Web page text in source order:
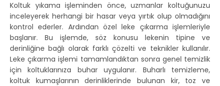
Koltuk yıkama işleminden önce, uzmanlar koltuğunuzu
inceleyerek herhangi bir hasar veya yırtık olup olmadığını
kontrol ederler. Ardından özel leke çıkarma işlemleriyle
başlanır. Bu işlemde, söz konusu lekenin tipine ve
derinliğine bağlı olarak farklı çözelti ve teknikler kullanılır.
Leke çıkarma işlemi tamamlandıktan sonra genel temizlik
için koltuklarınıza buhar uygulanır. Buharlı temizleme,
koltuk kumaşlarının derinliklerinde bulunan kir, toz ve